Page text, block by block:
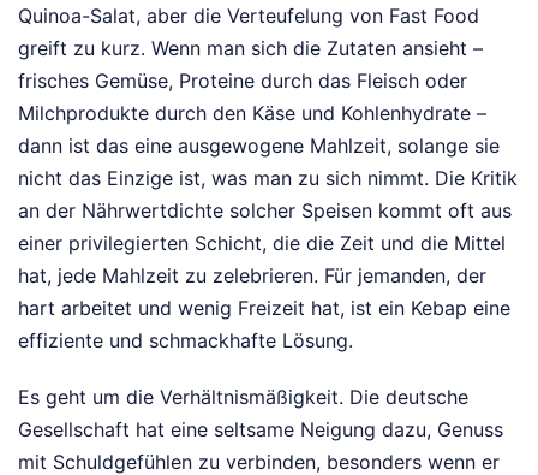
Quinoa-Salat, aber die Verteufelung von Fast Food
greift zu kurz. Wenn man sich die Zutaten ansieht –
frisches Gemüse, Proteine durch das Fleisch oder
Milchprodukte durch den Käse und Kohlenhydrate –
dann ist das eine ausgewogene Mahlzeit, solange sie
nicht das Einzige ist, was man zu sich nimmt. Die Kritik
an der Nährwertdichte solcher Speisen kommt oft aus
einer privilegierten Schicht, die die Zeit und die Mittel
hat, jede Mahlzeit zu zelebrieren. Für jemanden, der
hart arbeitet und wenig Freizeit hat, ist ein Kebap eine
effiziente und schmackhafte Lösung.
Es geht um die Verhältnismäßigkeit. Die deutsche
Gesellschaft hat eine seltsame Neigung dazu, Genuss
mit Schuldgefühlen zu verbinden, besonders wenn er